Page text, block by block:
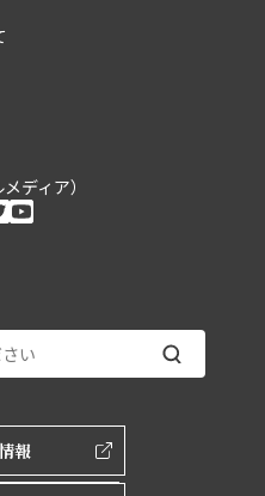
ディア）
シャルメディ
twitter
報